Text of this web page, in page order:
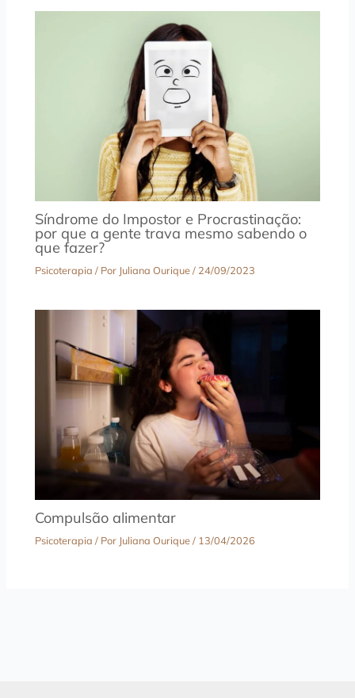
Síndrome do Impostor e Procrastinação:
por que a gente trava mesmo sabendo o
que fazer?
Psicoterapia / Por Juliana Ourique/ 24/09/2023
Compulsão alimentar
Psicoterapia / Por Juliana Ourique/ 13/04/2026